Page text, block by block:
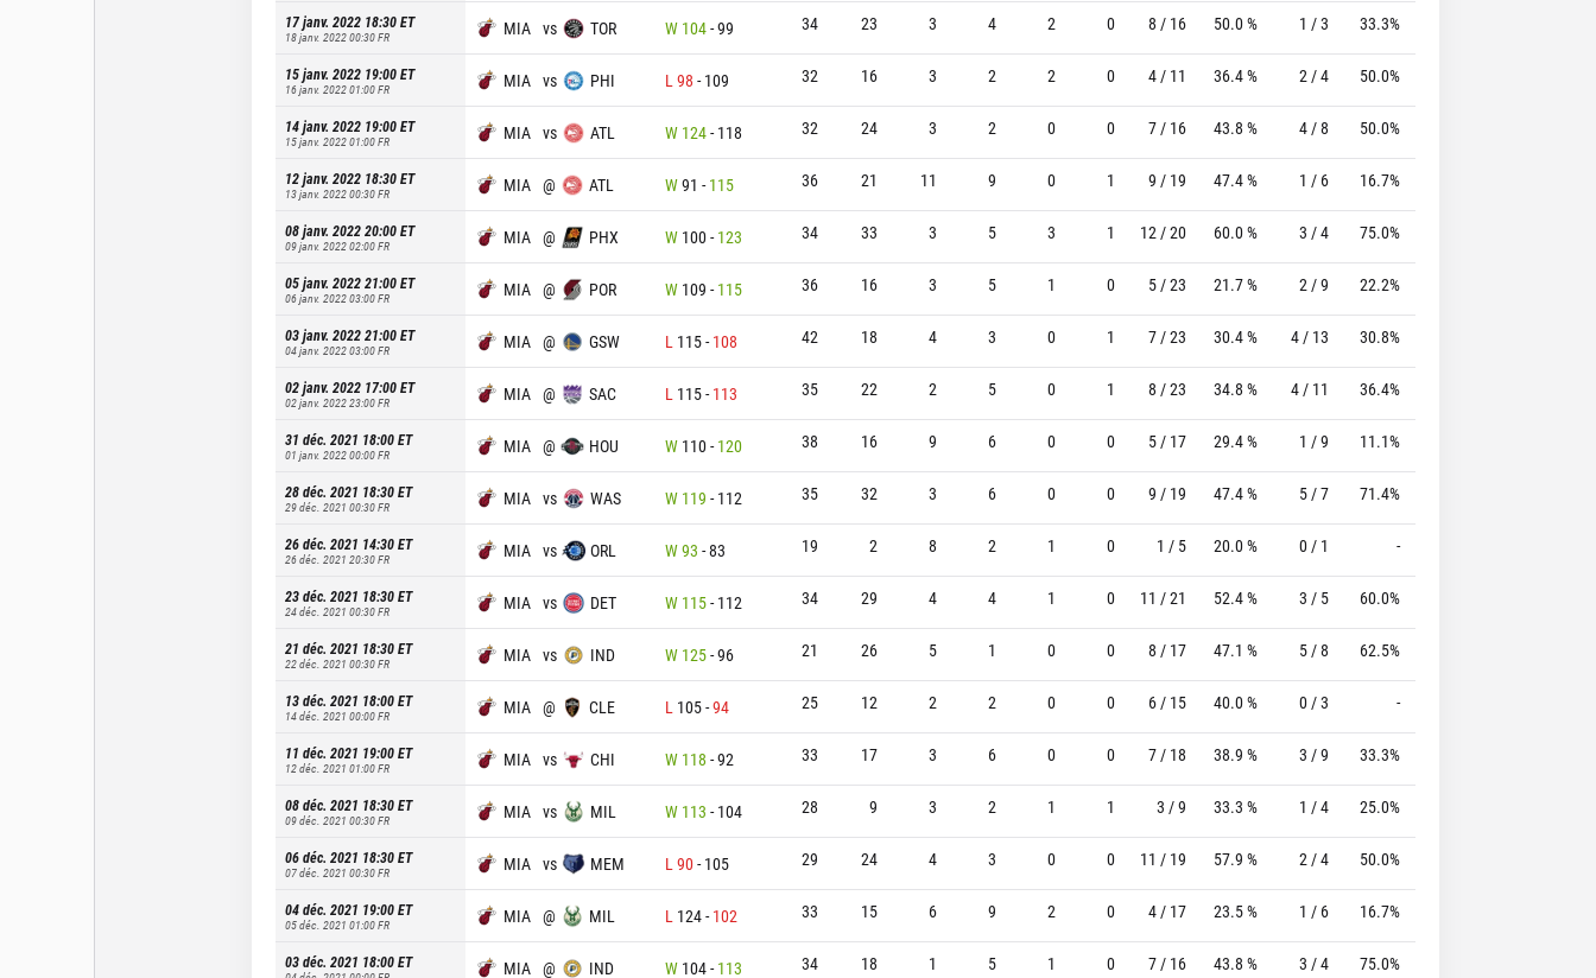
17 janv. 2022 18:30ET
18 janv. 2022 00:30FR MIA vs TOR W 104-99 34 23 3 4 2 0 8 / 16 50.0 % 1 / 3 33.3%
15 janv. 2022 19:00ET
16 janv. 2022 01:00FR MIA vs PHI L 98 - 109 32 16 3 2 2 0 4 / 11 36.4 % 2 / 4 50.0%
14 janv. 2022 19:00ET
15 janv. 2022 01:00FR MIA vs ATL W 124- 118 32 24 3 2 0 0 7 / 16 43.8 % 4 / 8 50.0%
12 janv. 2022 18:30ET
13 janv. 2022 00:30FR MIA @ ATL W91 - 115 36 21 11 9 0 1 9 / 19 47.4 % 1 / 6 16.7%
08 janv. 2022 20:00ET
09 janv. 2022 02:00FR MIA @ PHX W 100- 123 34 33 3 5 3 1 12 / 20 60.0 % 3 / 4 75.0%
05 janv. 2022 21:00ET
06 janv. 2022 03:00FR MIA @ POR W 109 - 115 36 16 3 5 1 0 5 / 23 21.7 % 2 / 9 22.2%
03 janv. 2022 21:00ET
04 janv. 2022 03:00FR MIA @ GSW L 115- 108 42 18 4 3 0 1 7 / 23 30.4 % 4 / 13 30.8%
02 janv. 2022 17:00ET
02 janv. 2022 23:00FR MIA @ SAC L 115- 113 35 22 2 5 0 1 8 / 23 34.8 % 4 / 11 36.4%
31 déc. 2021 18:00ET
01 janv. 2022 00:00FR MIA @ HOU W 110- 120 38 16 9 6 0 0 5 / 17 29.4 % 1 / 9 11.1%
28 déc. 2021 18:30ET
29 déc. 2021 00:30FR MIA vs WAS W 119 - 112 35 32 3 6 0 0 9 / 19 47.4 % 5 / 7 71.4%
26 déc. 2021 14:30ET
26 déc. 2021 20:30FR MIA vs ORL W93 -83 19 2 8 2 1 0 1 / 5 20.0 % 0 / 1 -
23 déc. 2021 18:30ET
24 déc. 2021 00:30FR MIA vs DET W 115- 112 34 29 4 4 1 0 11 / 21 52.4 % 3 / 5 60.0%
21 déc. 2021 18:30ET
22 déc. 2021 00:30FR MIA vs IND W 125-96 21 26 5 1 0 0 8 / 17 47.1 % 5 / 8 62.5%
13 déc. 2021 18:00ET
14 déc. 2021 00:00FR MIA @ CLE L 105-94 25 12 2 2 0 0 6 / 15 40.0 % 0 / 3 -
11 déc. 2021 19:00ET
12 déc. 2021 01:00FR MIA vs CHI W 118 -92 33 17 3 6 0 0 7 / 18 38.9 % 3 / 9 33.3%
08 déc. 2021 18:30ET
09 déc. 2021 00:30FR MIA vs MIL W 113 - 104 28 9 3 2 1 1 3 / 9 33.3 % 1 / 4 25.0%
06 déc. 2021 18:30ET
07 déc. 2021 00:30FR MIA vs MEM L 90- 105 29 24 4 3 0 0 11 / 19 57.9 % 2 / 4 50.0%
04 déc. 2021 19:00ET
05 déc. 2021 01:00FR MIA @ MIL L 124- 102 33 15 6 9 2 0 4 / 17 23.5 % 1 / 6 16.7%
03 déc. 2021 18:00ET MIA @ IND W 104- 113 34 18 1 5 1 0 7 / 16 43.8 % 3 / 4 75.0%